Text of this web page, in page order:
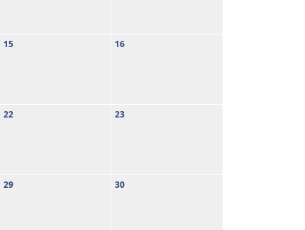
15 16
22 23
29 30